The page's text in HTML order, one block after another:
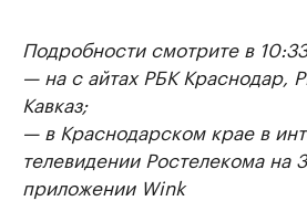
Подробности смотрите в
— на с айтах РБК Краснодар,
Кавказ;
— в Краснодарском крае в
телевидении Ростелекома на
приложении Wink